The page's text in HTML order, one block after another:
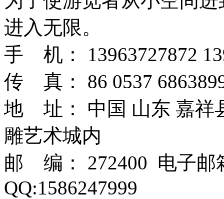
进入无限。
手 机： 13963727872
传 真： 86 0537
地 址： 中国 山东 嘉祥
雕艺术城内
邮 编： 272400 电子邮
QQ:1586247999